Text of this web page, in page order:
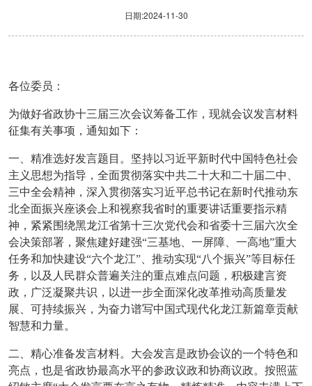
日期:2024-11-30
各位委员：
为做好省政协十三届三次会议筹备工作，现就会议发言材料
征集有关事项，通知如下：
一、精准选好发言题目。坚持以习近平新时代中国特色社会
主义思想为指导，全面贯彻落实中共二十大和二十届二中、
三中全会精神，深入贯彻落实习近平总书记在新时代推动东
北全面振兴座谈会上和视察我省时的重要讲话重要指示精
神，紧紧围绕黑龙江省第十三次党代会和省委十三届六次全
会决策部署，聚焦建好建强“三基地、一屏障、一高地”重大
任务和加快建设“六个龙江”、推动实现“八个振兴”等目标任
务，以及人民群众普遍关注的重点难点问题，积极建言资
政，广泛凝聚共识，以进一步全面深化改革推动高质量发
展、可持续振兴，为奋力谱写中国式现代化龙江新篇章贡献
智慧和力量。
二、精心准备发言材料。大会发言是政协会议的一个特色和
亮点，也是省政协最高水平的参政议政和协商议政。按照蓝